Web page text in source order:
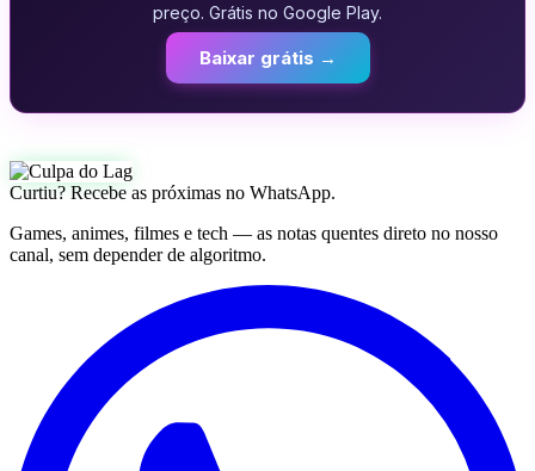
preço. Grátis no Google Play.
Baixar grátis →
Curtiu? Recebe as próximas no WhatsApp.
Games, animes, filmes e tech — as notas quentes direto no nosso
canal, sem depender de algoritmo.